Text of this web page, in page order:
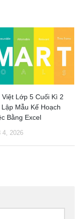
Việt Lớp 5 Cuối Kì 2
Mẫu Kế Hoạch
Bằng Excel
4, 2026